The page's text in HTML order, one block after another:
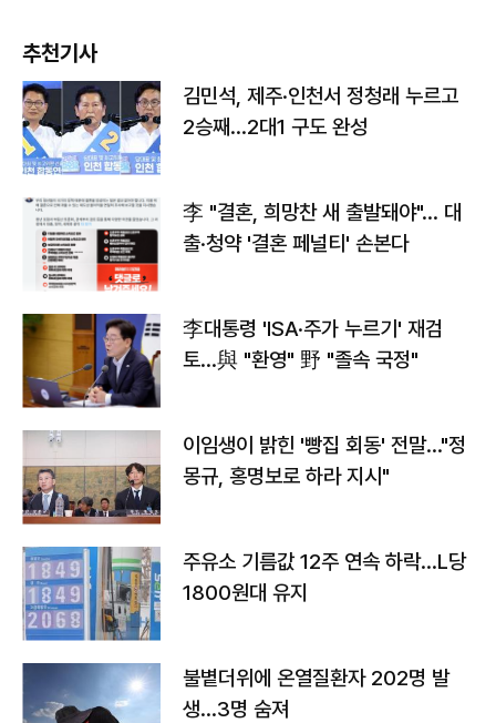
추천기사
김민석, 제주·인천서 정청래 누르고
2승째…2대1 구도 완성
李 "결혼, 희망찬 새 출발돼야"… 대
출·청약 '결혼 페널티' 손본다
李대통령 'ISA·주가 누르기' 재검
토…與 "환영" 野 "졸속 국정"
이임생이 밝힌 '빵집 회동' 전말…"정
몽규, 홍명보로 하라 지시"
주유소 기름값 12주 연속 하락…L당
1800원대 유지
불볕더위에 온열질환자 202명 발
생…3명 숨져